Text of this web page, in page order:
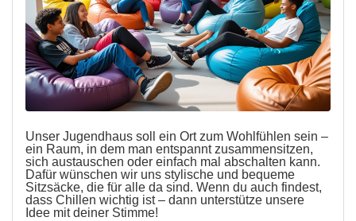
Unser Jugendhaus soll ein Ort zum Wohlfühlen sein –
ein Raum, in dem man entspannt zusammensitzen,
sich austauschen oder einfach mal abschalten kann.
Dafür wünschen wir uns stylische und bequeme
Sitzsäcke, die für alle da sind. Wenn du auch findest,
dass Chillen wichtig ist – dann unterstütze unsere
Idee mit deiner Stimme!